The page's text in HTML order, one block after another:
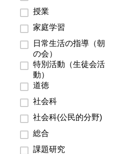
授業
家庭学習
日常生活の指導（朝
の会）
特別活動（生徒会活
動）
道徳
社会科
社会科(公民的分野)
総合
課題研究